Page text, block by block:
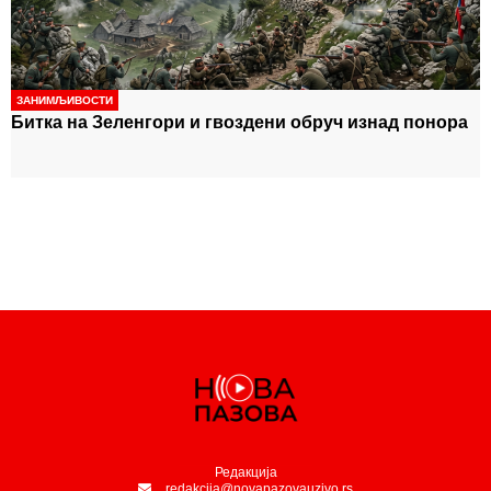
ЗАНИМЉИВОСТИ
Битка на Зеленгори и гвоздени обруч изнад понора
Редакција